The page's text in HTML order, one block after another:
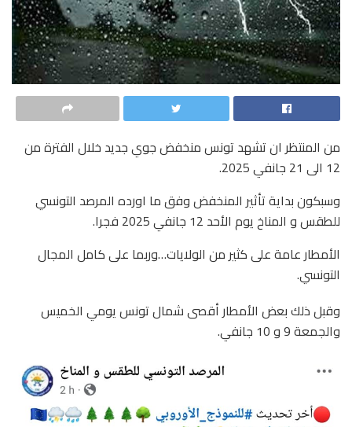
من المنتظر ان تشهد تونس منخفض جوي جديد خلال الفترة من
12 الى 21 جانفي 2025.
وسبكون بداية تأثير المنخفض وفق ما اورده المرصد التونسي
للطقس و المناخ يوم الأحد 12 جانفي 2025 فجرا.
الأمطار عامة على كثير من الولايات…وربما على كامل المجال
التونسي.
وقبل ذلك بعض الأمطار أقصى شمال تونس يومي الخميس
والجمعة 9 و 10 جانفي.